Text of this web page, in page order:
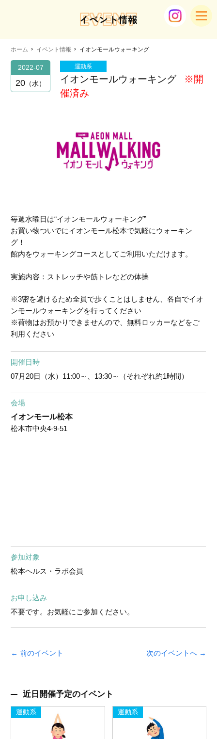
EVENT
イベント情報
ホーム イベント情報 イオンモールウォーキング
2022-07
20 水
運動系
イオンモールウォーキング
※開
催済み
毎週水曜日は“イオンモールウォーキング”
お買い物ついでにイオンモール松本で気軽にウォーキン
グ！
館内をウォーキングコースとしてご利用いただけます。
実施内容：ストレッチや筋トレなどの体操
※3密を避けるため全員で歩くことはしません、各自でイオ
ンモールウォーキングを行ってください
※荷物はお預かりできませんので、無料ロッカーなどをご
利用ください
開催日時
07月20日（水） 11:00～、13:30～（それぞれ約1時間）
会場
イオンモール松本
松本市中央4-9-51
参加対象
松本ヘルス・ラボ会員
お申し込み
不要です。お気軽にご参加ください。
← 前のイベント 次のイベントへ →
近日開催予定のイベント
運動系 運動系